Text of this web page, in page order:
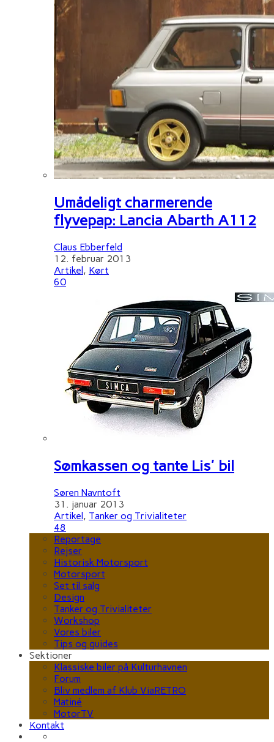
Umådeligt charmerende
flyvepap: Lancia Abarth A112
Claus Ebberfeld
12. februar 2013
Artikel, Kørt
60
Sømkassen og tante Lis' bil
Søren Navntoft
31. januar 2013
Artikel, Tanker og Trivialiteter
48
Reportage
Rejser
Historisk Motorsport
Motorsport
Set til salg
Design
Tanker og Trivialiteter
Workshop
Vores biler
Tips og guides
Sektioner
Klassiske biler på Kulturhavnen
Forum
Bliv medlem af Klub ViaRETRO
Matiné
MotorTV
Kontakt